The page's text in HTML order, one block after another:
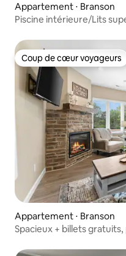
Appartement ⋅ Branson
Piscine intérieure/Lits
Coup de cœur voyageurs
Coup de cœur voyageurs
Appartement ⋅ Branson
Spacieux + billets